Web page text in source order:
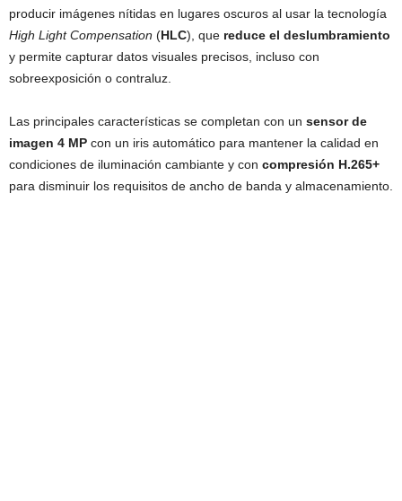
producir imágenes nítidas en lugares oscuros al usar la tecnología
High Light Compensation (HLC), que reduce el deslumbramiento
y permite capturar datos visuales precisos, incluso con
sobreexposición o contraluz.
Las principales características se completan con un sensor de
imagen 4 MP con un iris automático para mantener la calidad en
condiciones de iluminación cambiante y con compresión H.265+
para disminuir los requisitos de ancho de banda y almacenamiento.